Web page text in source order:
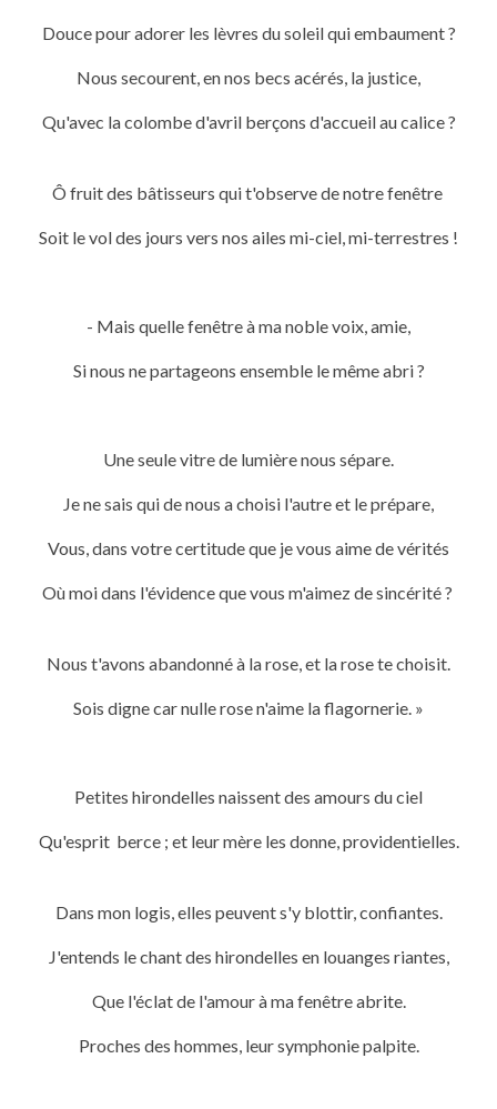
Douce pour adorer les lèvres du soleil qui embaument ?
Nous secourent, en nos becs acérés, la justice,
Qu'avec la colombe d'avril berçons d'accueil au calice ?
Ô fruit des bâtisseurs qui t'observe de notre fenêtre
Soit le vol des jours vers nos ailes mi-ciel, mi-terrestres !
- Mais quelle fenêtre à ma noble voix, amie,
Si nous ne partageons ensemble le même abri ?
Une seule vitre de lumière nous sépare.
Je ne sais qui de nous a choisi l'autre et le prépare,
Vous, dans votre certitude que je vous aime de vérités
Où moi dans l'évidence que vous m'aimez de sincérité ?
Nous t'avons abandonné à la rose, et la rose te choisit.
Sois digne car nulle rose n'aime la flagornerie. »
Petites hirondelles naissent des amours du ciel
Qu'esprit berce ; et leur mère les donne, providentielles.
Dans mon logis, elles peuvent s'y blottir, confiantes.
J'entends le chant des hirondelles en louanges riantes,
Que l'éclat de l'amour à ma fenêtre abrite.
Proches des hommes, leur symphonie palpite.